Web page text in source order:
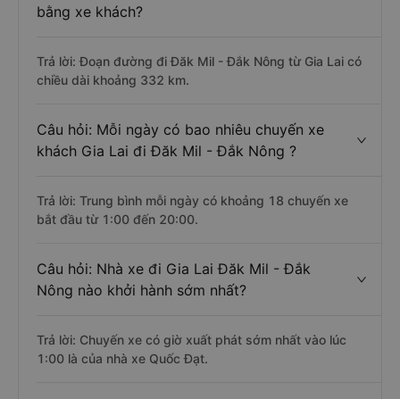
bằng xe khách?
Trả lời: Đoạn đường đi Đăk Mil - Đắk Nông từ Gia Lai có
chiều dài khoảng 332 km.
Câu hỏi: Mỗi ngày có bao nhiêu chuyến xe
khách Gia Lai đi Đăk Mil - Đắk Nông ?
Trả lời: Trung bình mỗi ngày có khoảng 18 chuyến xe
bắt đầu từ 1:00 đến 20:00.
Câu hỏi: Nhà xe đi Gia Lai Đăk Mil - Đắk
Nông nào khởi hành sớm nhất?
Trả lời: Chuyến xe có giờ xuất phát sớm nhất vào lúc
1:00 là của nhà xe Quốc Đạt.